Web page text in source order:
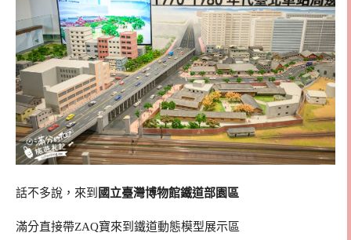
話不多說，來到 國立臺灣博物館鐵道部園區
滿分直接帶ZAQ寶來到鐵道動態模型展示區